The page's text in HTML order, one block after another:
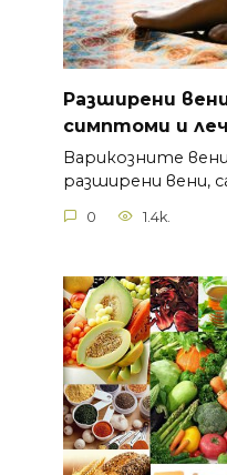
Разширени
симптоми и
Варикозните
разширени вени,
0 1.4k.